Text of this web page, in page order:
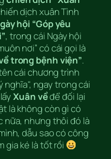
dịch xuân Tình
hội “Góp yêu
, trong cái Ngày hội
nơi” có cái gọi là
trong bệnh viện”.
cái chương trình
nghĩa", ngay trong cái
Xuân vềđể đối lại
là không còn gì có
nữa, nhưng thôi đó là
dẫu sao có công
gia ké là tốt rồi